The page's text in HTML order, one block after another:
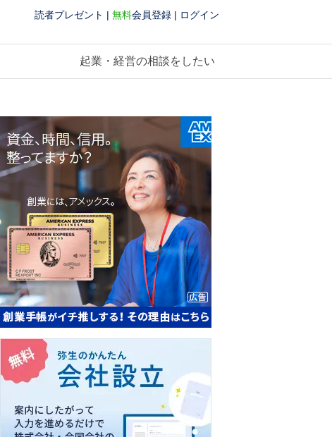
読者プレゼント | 無料会員登録 | ログイン
起業・経営の相談をしたい